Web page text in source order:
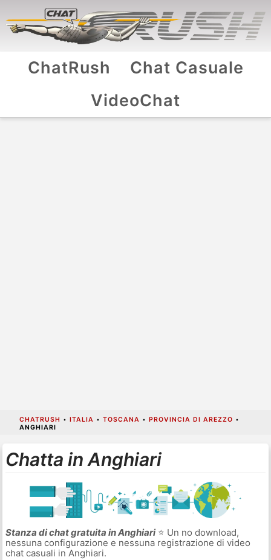
ChatRush
Chat Casuale
VideoChat
CHATRUSH • ITALIA • TOSCANA • PROVINCIA DI AREZZO •
ANGHIARI
Chatta in Anghiari
Stanza di chat gratuita in Anghiari⭐ Un no download,
nessuna configurazione e nessuna registrazione di video
chat casuali in Anghiari.